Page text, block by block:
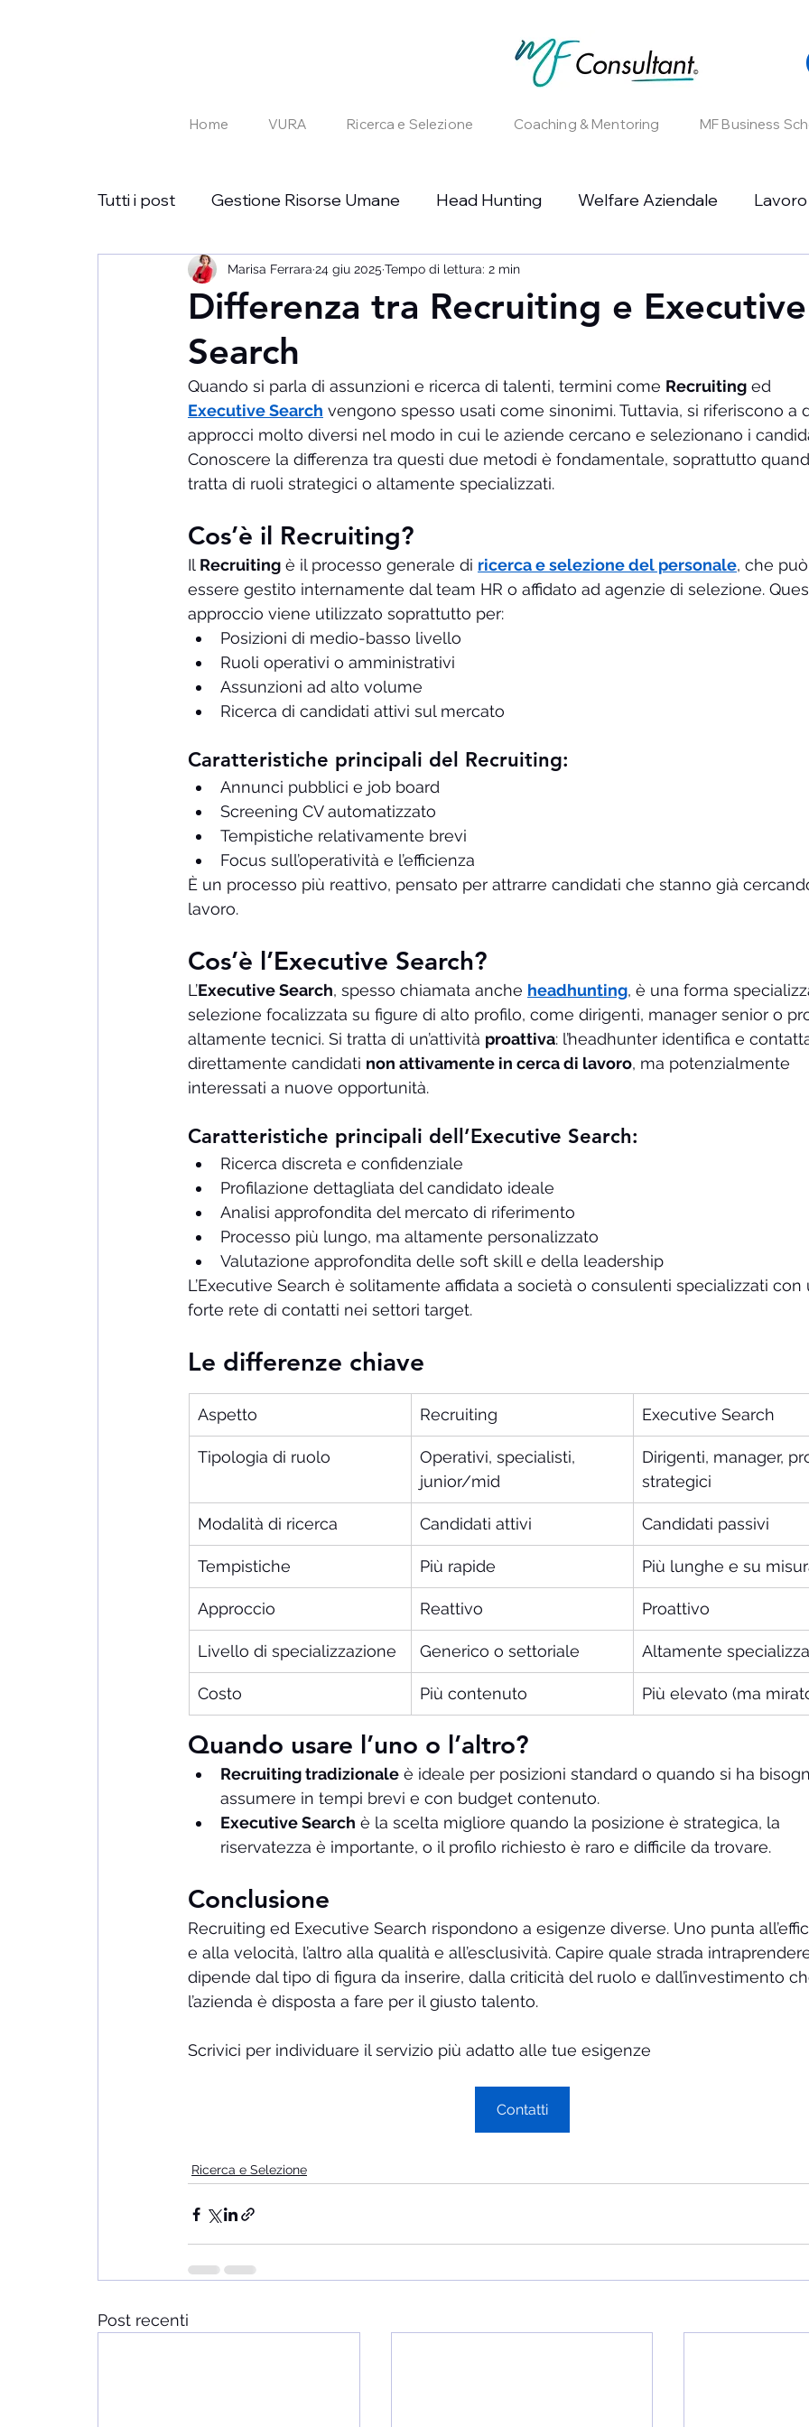
Home VURA Ricerca e Selezione Coaching & Mentoring MF Business
Tutti i post Gestione Risorse Umane Head Hunting Welfare Aziendale Lavoro
Ricerca e Selezione Job Opportunities Corsi
Differenza tra Recruiting e Executive
Search
Marisa Ferrara 24 giu 2025 Tempo di lettura: 2 min
Quando si parla di assunzioni e ricerca di talenti, termini come Recruiting ed
Executive Search vengono spesso usati come sinonimi. Tuttavia, si riferiscono a
approcci molto diversi nel modo in cui le aziende cercano e selezionano i
Conoscere la differenza tra questi due metodi è fondamentale, soprattutto
tratta di ruoli strategici o altamente specializzati.
Cos’è il Recruiting?
Il Recruiting è il processo generale di ricerca e selezione del personale, che può
essere gestito internamente dal team HR o affidato ad agenzie di selezione.
approccio viene utilizzato soprattutto per:
Posizioni di medio-basso livello
Ruoli operativi o amministrativi
Assunzioni ad alto volume
Ricerca di candidati attivi sul mercato
Caratteristiche principali del Recruiting:
Annunci pubblici e job board
Screening CV automatizzato
Tempistiche relativamente brevi
Focus sull’operatività e l’efficienza
È un processo più reattivo, pensato per attrarre candidati che stanno già
lavoro.
Cos’è l’Executive Search?
L’Executive Search, spesso chiamata anche headhunting, è una forma
selezione focalizzata su figure di alto profilo, come dirigenti, manager senior o
altamente tecnici. Si tratta di un’attività proattiva: l’headhunter identifica e
direttamente candidati non attivamente in cerca di lavoro, ma potenzialmente
interessati a nuove opportunità.
Caratteristiche principali dell’Executive Search:
Ricerca discreta e confidenziale
Profilazione dettagliata del candidato ideale
Analisi approfondita del mercato di riferimento
Processo più lungo, ma altamente personalizzato
Valutazione approfondita delle soft skill e della leadership
L’Executive Search è solitamente affidata a società o consulenti specializzati con
forte rete di contatti nei settori target.
Le differenze chiave
Aspetto Recruiting Executive Search
Tipologia di ruolo
Operativi, specialisti,
junior/mid
Dirigenti, manager,
strategici
Modalità di ricerca Candidati attivi Candidati passivi
Tempistiche Più rapide Più lunghe e su
Approccio Reattivo Proattivo
Livello di specializzazione Generico o settoriale Altamente
Costo Più contenuto Più elevato (ma
Quando usare l’uno o l’altro?
Recruiting tradizionale è ideale per posizioni standard o quando si ha
assumere in tempi brevi e con budget contenuto.
Executive Search è la scelta migliore quando la posizione è strategica, la
riservatezza è importante, o il profilo richiesto è raro e difficile da trovare.
Conclusione
Recruiting ed Executive Search rispondono a esigenze diverse. Uno punta
e alla velocità, l’altro alla qualità e all’esclusività. Capire quale strada
dipende dal tipo di figura da inserire, dalla criticità del ruolo e dall’investimento
l’azienda è disposta a fare per il giusto talento.
Scrivici per individuare il servizio più adatto alle tue esigenze
Contatti
Ricerca e Selezione
Post recenti